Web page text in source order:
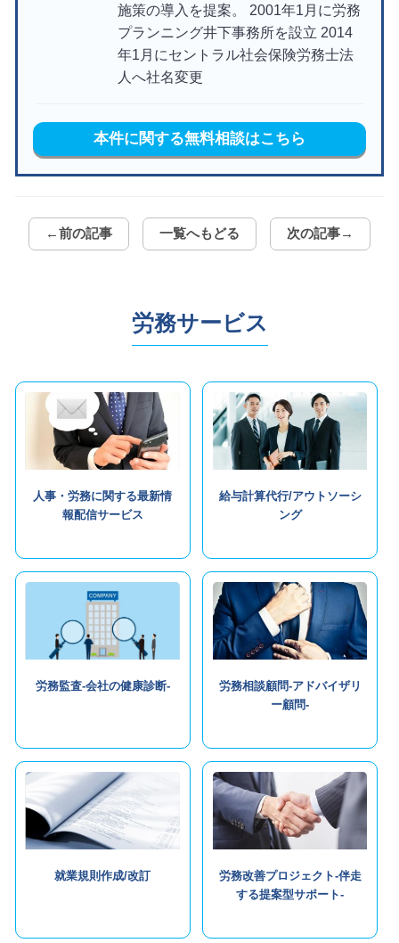
施策の導入を提案。 2001年1月に労務
プランニング井下事務所を設立 2014
年1月にセントラル社会保険労務士法
人へ社名変更
本件に関する無料相談はこちら
←前の記事 一覧へもどる 次の記事→
労務サービス
人事・労務に関する最新情
報配信サービス
給与計算代行/アウトソーシ
ング
労務監査-会社の健康診断-
労務相談顧問-アドバイザリ
ー顧問-
就業規則作成/改訂
労務改善プロジェクト-伴走
する提案型サポート-